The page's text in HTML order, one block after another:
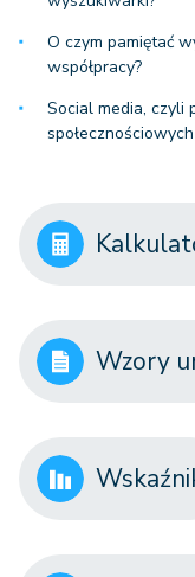
O czym pamiętać
współpracy?
Social media, czyli
społecznościowych
Wzory